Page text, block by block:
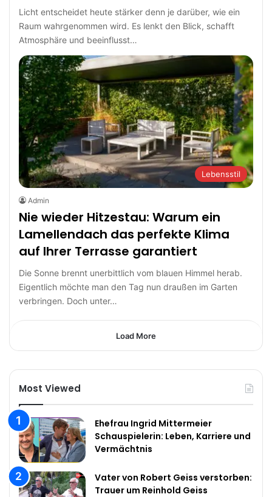
Licht entscheidet heute stärker denn je darüber, wie ein
Raum wahrgenommen wird. Es lenkt den Blick, schafft
Atmosphäre und beeinflusst…
Lebensstil
Admin
Nie wieder Hitzestau: Warum ein
Lamellendach das perfekte Klima
auf Ihrer Terrasse garantiert
Die Sonne brennt unerbittlich vom blauen Himmel herab.
Eigentlich möchte man den Tag nun draußen im Garten
verbringen. Doch unter…
Load More
Most Viewed
Ehefrau Ingrid Mittermeier
Schauspielerin: Leben, Karriere und
Vermächtnis
Vater von Robert Geiss verstorben:
Trauer um Reinhold Geiss